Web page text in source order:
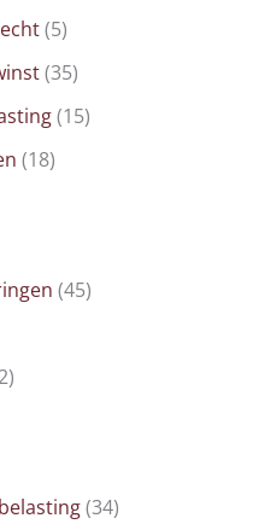
(5)
(35)
(15)
(18)
(45)
(34)